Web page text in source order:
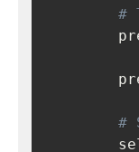
#
#